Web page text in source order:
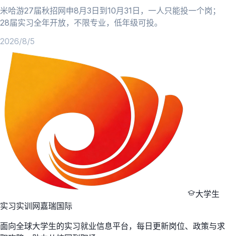
米哈游27届秋招网申8月3日到10月31日，一人只能投一个岗；
28届实习全年开放，不限专业，低年级可投。
2026/8/5
大学生
实习实训网嘉瑞国际
面向全球大学生的实习就业信息平台，每日更新岗位、政策与求